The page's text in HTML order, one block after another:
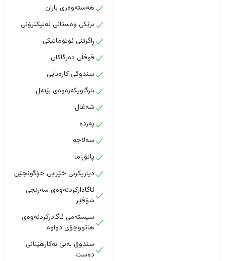
هەستەوەری باران
برێکی وەستانی ئەلیکترۆنی
ڕاگرتنی ئۆتۆماتیکی
قوفڵی دەرگاکان
سندوقی کارەبایی
بارگاویکەرەوەی بێتەل
شەغال
پەردە
سەلاجە
پانۆراما
دیاریکرنی خێرایی خۆگونجێن
ئاگادارکردنەوەی سەرنجی
شۆفێر
سیستەمی ئاگادرکردنەوەی
هاتووچۆی دواوە
سندوق بەبێ بەکارهێنانی
دەست